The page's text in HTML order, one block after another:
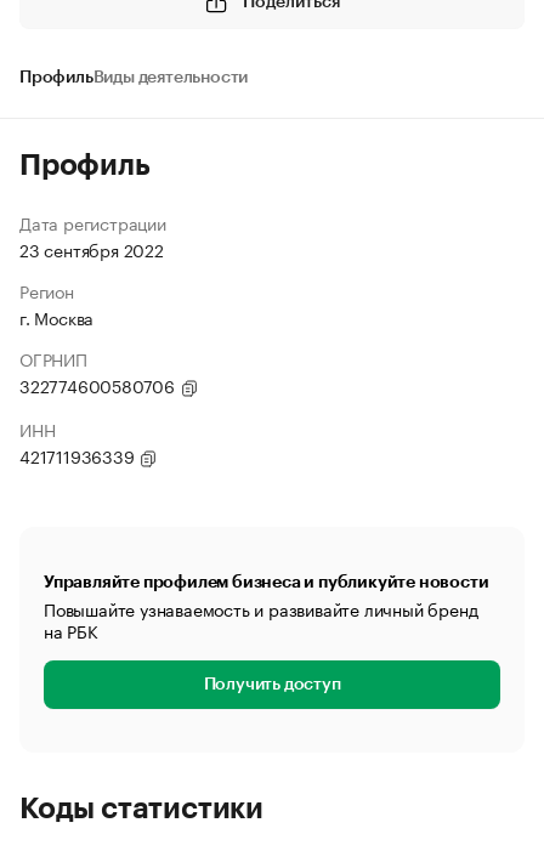
ПрофильВиды деятельности
Профиль
Дата регистрации
23 сентября 2022
Регион
г. Москва
ОГРНИП
322774600580706
ИНН
421711936339
Управляйте профилем бизнеса и публикуйте новости
Повышайте узнаваемость и развивайте личный бренд
на РБК
Получить доступ
Коды статистики